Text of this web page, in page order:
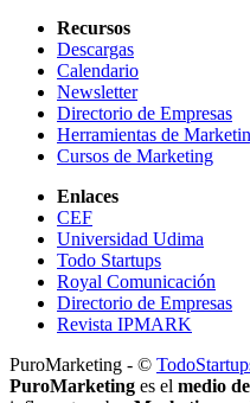
Recursos
Descargas
Calendario
Newsletter
Directorio de Empresas
Herramientas de
Cursos de Marketing
Enlaces
CEF
Universidad Udima
Todo Startups
Royal Comunicación
Directorio de Empresas
Revista IPMARK
PuroMarketing - ©
PuroMarketing es el medio